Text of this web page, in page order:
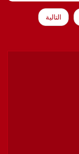
e
b
t
e
التالية